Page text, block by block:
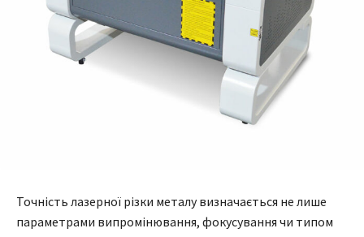
Точність лазерної різки металу визначається не лише
параметрами випромінювання, фокусування чи типом